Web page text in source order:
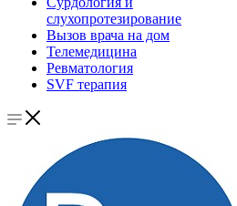
слухопротезирование
Вызов врача на дом
Телемедицина
Ревматология
SVF терапия